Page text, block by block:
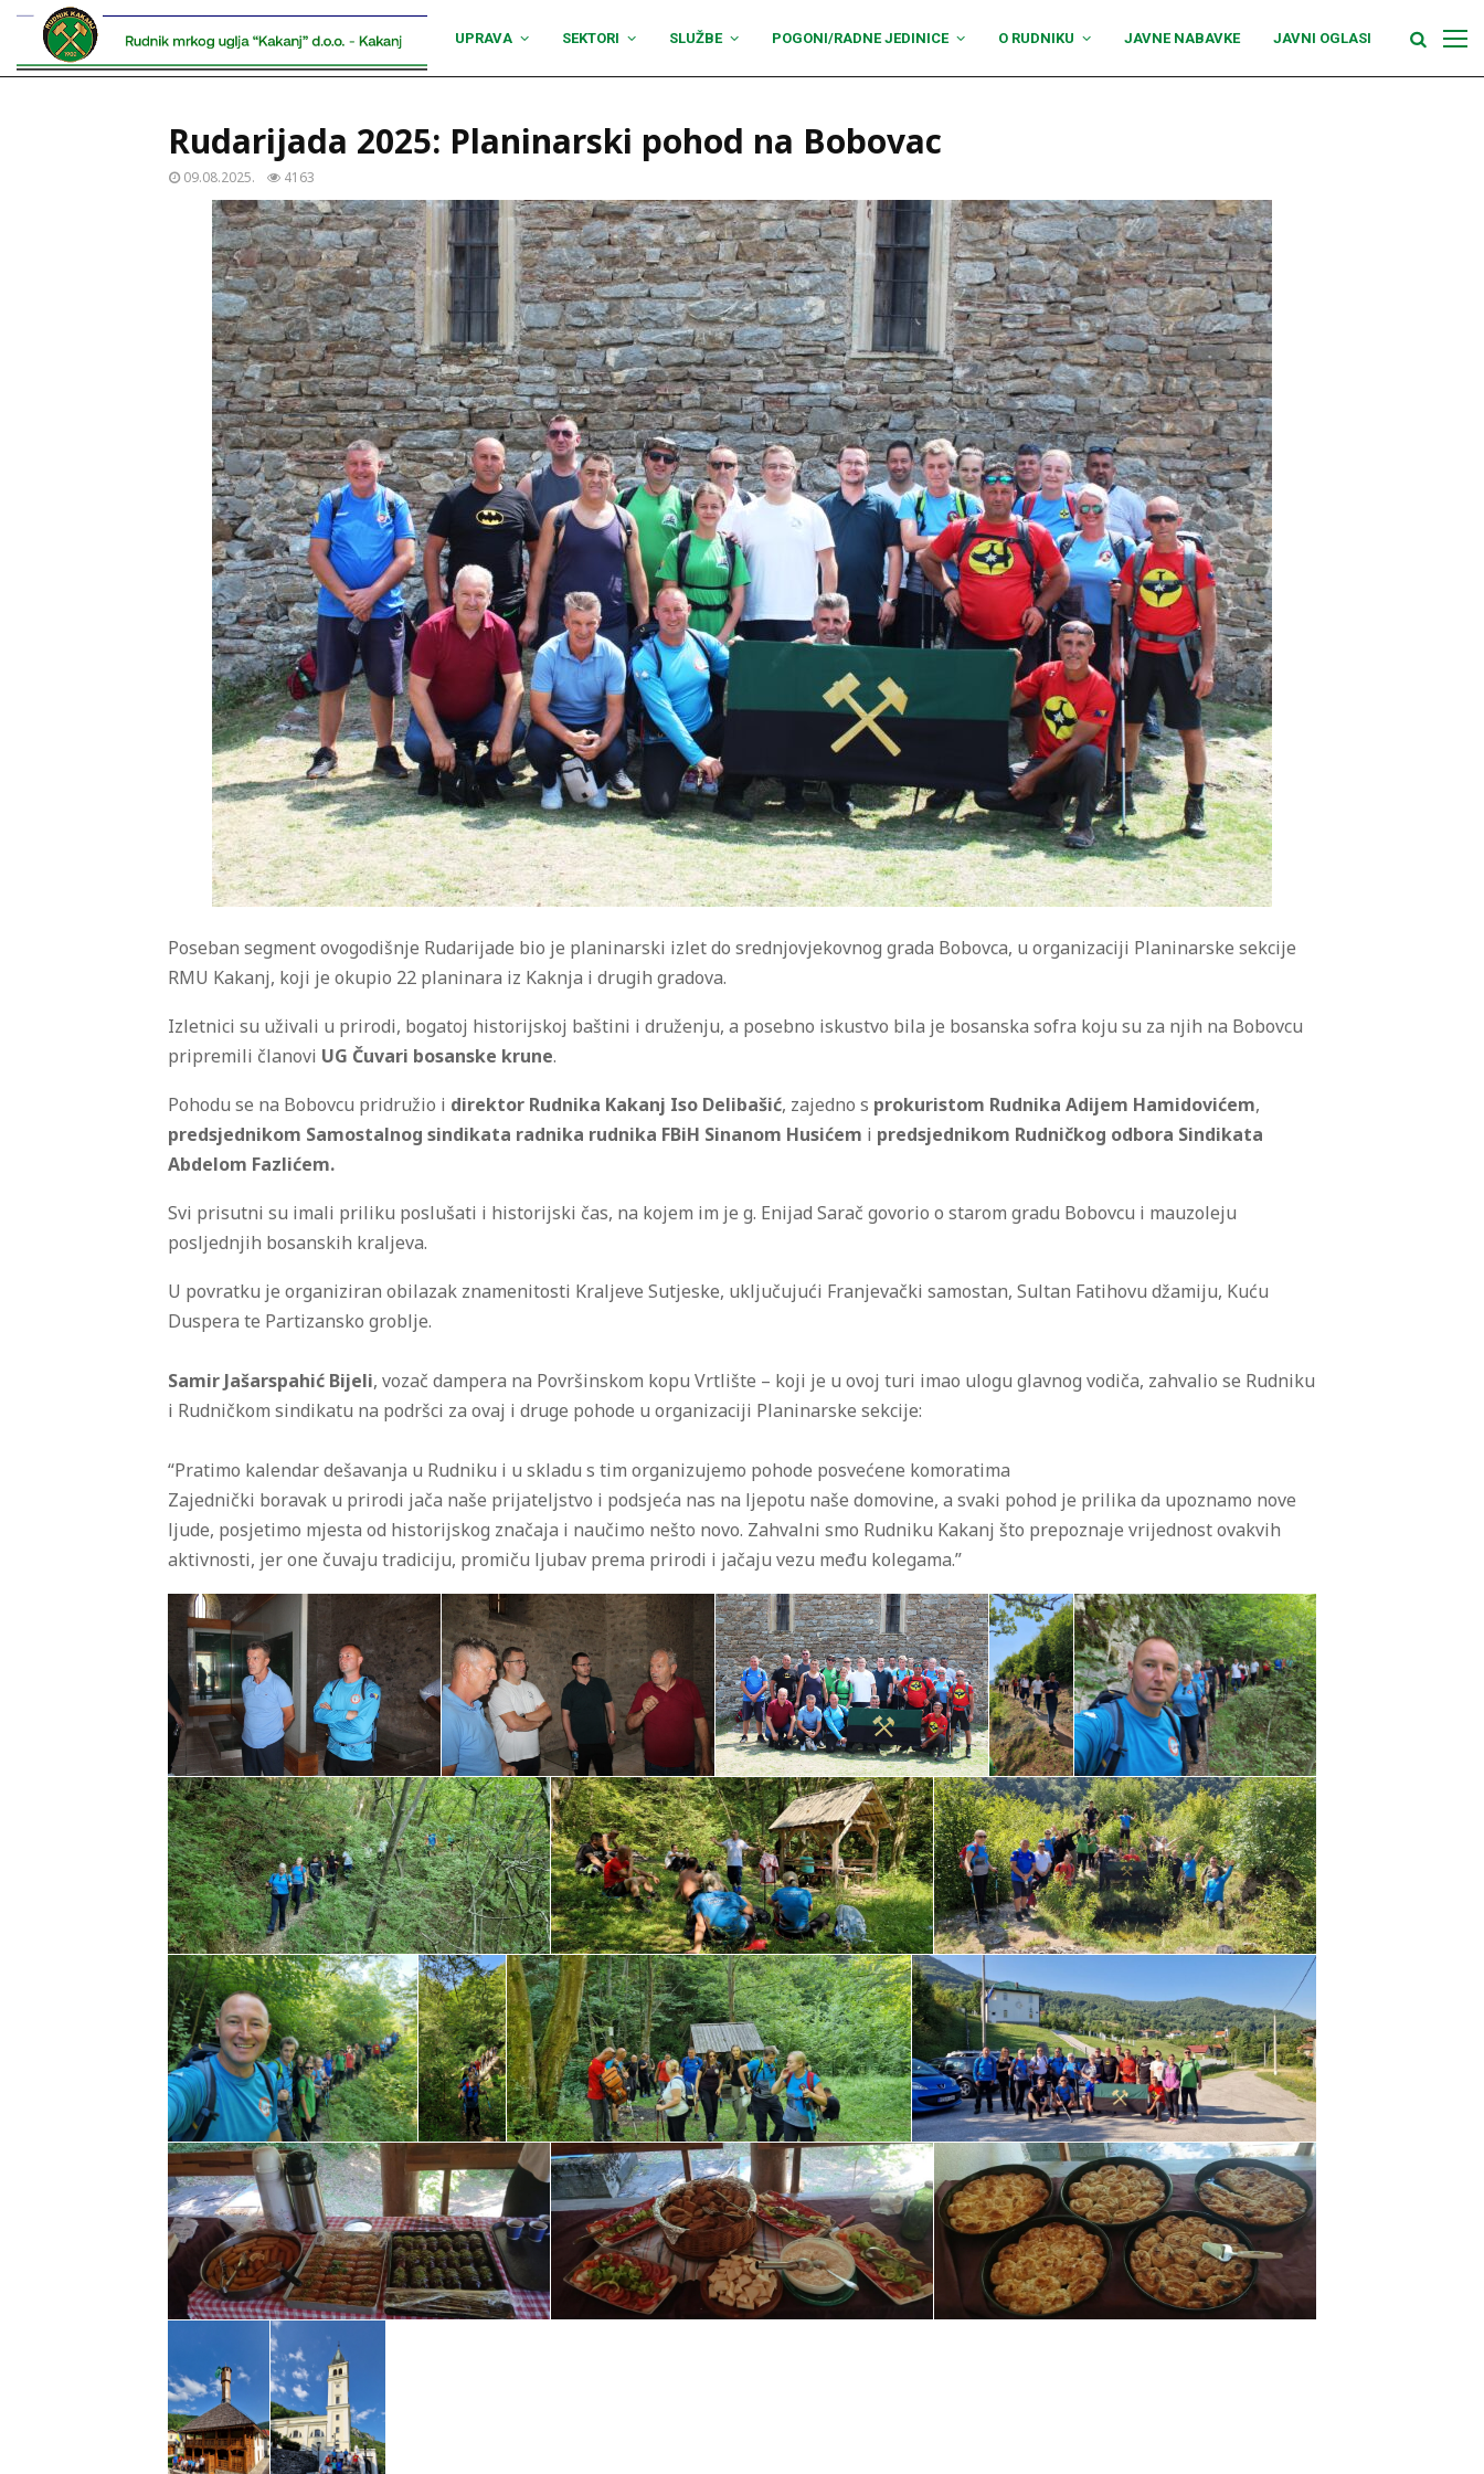
UPRAVA SEKTORI SLUŽBE POGONI/RADNE JEDINICE O RUDNIKU JAVNE NABAVKE JAVNI OGLASI
Rudarijada 2025: Planinarski pohod na Bobovac
09.08.2025. 4163
Poseban segment ovogodišnje Rudarijade bio je planinarski izletdo srednjovjekovnog grada Bobovca, u organizaciji Planinarske sekcije
RMU Kakanj, koji je okupio 22 planinara iz Kaknja i drugih gradova.
Izletnici su uživali u prirodi, bogatoj historijskoj baštini i druženju, a posebno iskustvo bila je bosanska sofra koju su za njih na Bobovcu
pripremili članovi UG Čuvari bosanske krune.
Pohodu se na Bobovcu pridružio i direktor Rudnika Kakanj Iso Delibašić, zajedno s prokuristom Rudnika Adijem Hamidovićem,
predsjednikom Samostalnog sindikata radnika rudnika FBiH Sinanom Husićem i predsjednikom Rudničkog odbora Sindikata
Abdelom Fazlićem.
Svi prisutni su imali priliku poslušati i historijski čas, na kojem im je g. Enijad Sarač govorio o starom gradu Bobovcu i mauzoleju
posljednjih bosanskih kraljeva.
U povratku je organiziran obilazak znamenitosti Kraljeve Sutjeske, uključujući Franjevački samostan, Sultan Fatihovu džamiju, Kuću
Duspera te Partizansko groblje.
Samir Jašarspahić Bijeli, vozač dampera na Površinskom kopu Vrtlište – koji je u ovoj turi imao ulogu glavnog vodiča, zahvalio se Rudniku
i Rudničkom sindikatu na podršci za ovaj i druge pohode u organizaciji Planinarske sekcije:
“Pratimo kalendar dešavanja u Rudniku i u skladu s tim organizujemo pohode posvećene komoratima
Zajednički boravak u prirodi jača naše prijateljstvo i podsjeća nas na ljepotu naše domovine, a svaki pohod je prilika da upoznamo nove
ljude, posjetimo mjesta od historijskog značaja i naučimo nešto novo. Zahvalni smo Rudniku Kakanj što prepoznaje vrijednost ovakvih
aktivnosti, jer one čuvaju tradiciju, promiču ljubav prema prirodi i jačaju vezu među kolegama.”